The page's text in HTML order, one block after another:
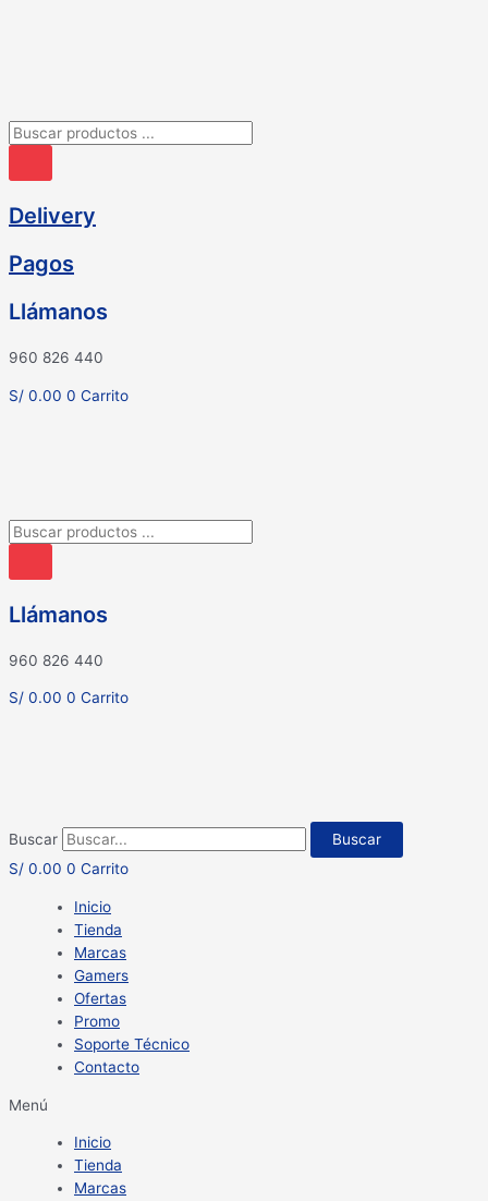
Búsqueda
productos
Delivery
Pagos
Llámanos
960 826 440
S/ 0.00 0 Carrito
Búsqueda
productos
Llámanos
960 826 440
S/ 0.00 0 Carrito
Buscar
Buscar
S/ 0.00 0 Carrito
Inicio
Tienda
Marcas
Gamers
Ofertas
Promo
Soporte Técnico
Contacto
Menú
Inicio
Tienda
Marcas